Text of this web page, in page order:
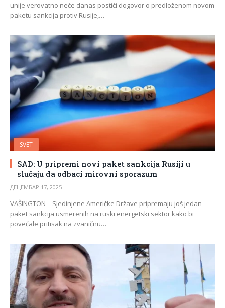
unije verovatno neće danas postići dogovor o predloženom novom
paketu sankcija protiv Rusije,…
SVET
SAD: U pripremi novi paket sankcija Rusiji u
slučaju da odbaci mirovni sporazum
ДЕЦЕМБАР 17, 2025
VAŠINGTON – Sjedinjene Američke Države pripremaju još jedan
paket sankcija usmerenih na ruski energetski sektor kako bi
povećale pritisak na zvaničnu…